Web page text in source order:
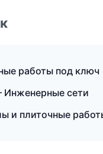
работы под ключ
сети
и плиточные